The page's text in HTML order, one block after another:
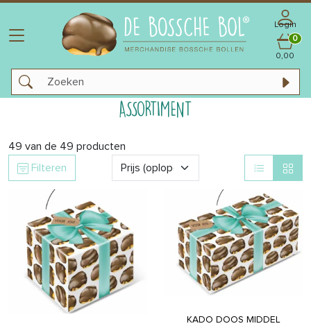
Login
0
0,00
ASSORTIMENT
49 van de 49 producten
Filteren
KADO DOOS MIDDEL